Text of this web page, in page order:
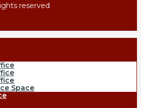
reserved
Space